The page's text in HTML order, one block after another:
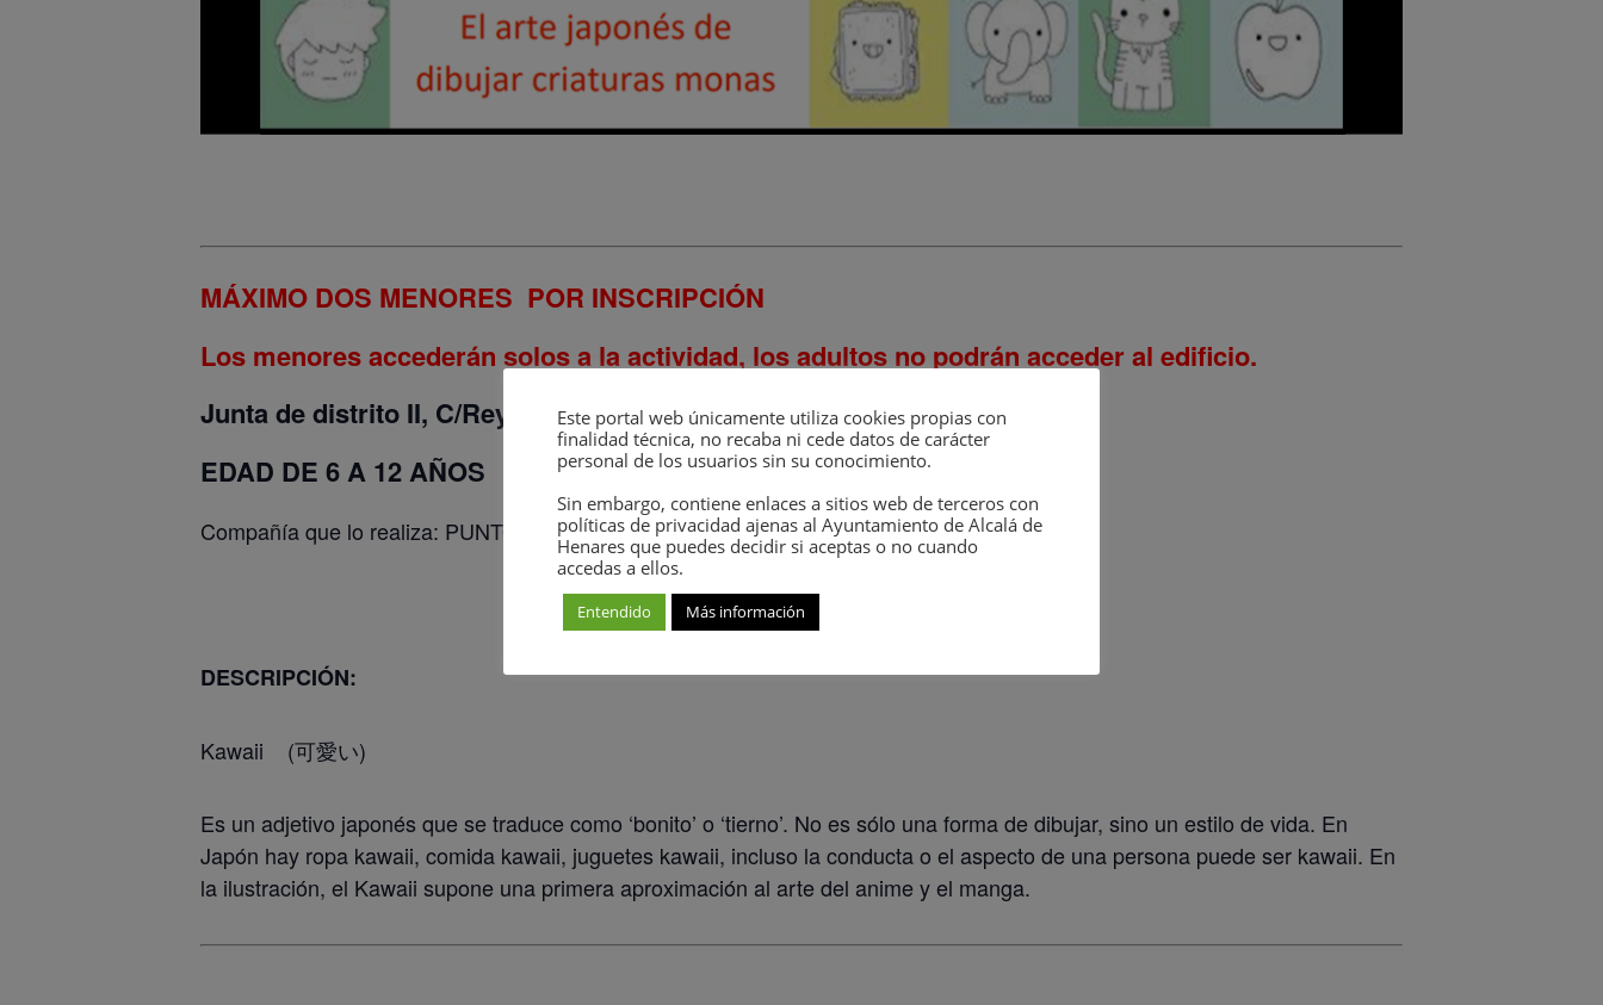
MÁXIMO DOS MENORES POR INSCRIPCIÓN
Los menores accederán solos a la actividad, los adultos no podrán acceder al edificio.
Junta de distrito II, C/Reyes Católicos nº9
EDAD DE 6 A 12 AÑOS
Compañía que lo realiza: PUNTO Y LÍNEA
DESCRIPCIÓN:
Kawaii (可愛い)
Es un adjetivo japonés que se traduce como ‘bonito’ o ‘tierno’. No es sólo una forma de dibujar, sino un estilo de vida. En
Japón hay ropa kawaii, comida kawaii, juguetes kawaii, incluso la conducta o el aspecto de una persona puede ser kawaii. En
la ilustración, el Kawaii supone una primera aproximación al arte del anime y el manga.
Este portal web únicamente utiliza cookies propias con
finalidad técnica, no recaba ni cede datos de carácter
personal de los usuarios sin su conocimiento.
Sin embargo, contiene enlaces a sitios web de terceros con
políticas de privacidad ajenas al Ayuntamiento de Alcalá de
Henares que puedes decidir si aceptas o no cuando
accedas a ellos.
Entendido Más información